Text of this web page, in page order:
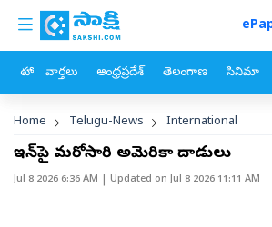
Skip to main content
custom menu
హోం వార్తలు ఆంధ్రప్రదేశ్ తెలంగాణ సినిమా
Breadcrumb
Home Telugu-News International
ఇరాన్‌పై మరోసారి అమెరికా దాడులు
Jul 8 2026 6:36 AM | Updated onJul 8 2026 11:11 AM